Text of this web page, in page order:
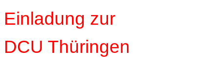
Einladung zur
DCU Thüringen